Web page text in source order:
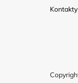
Kontakty